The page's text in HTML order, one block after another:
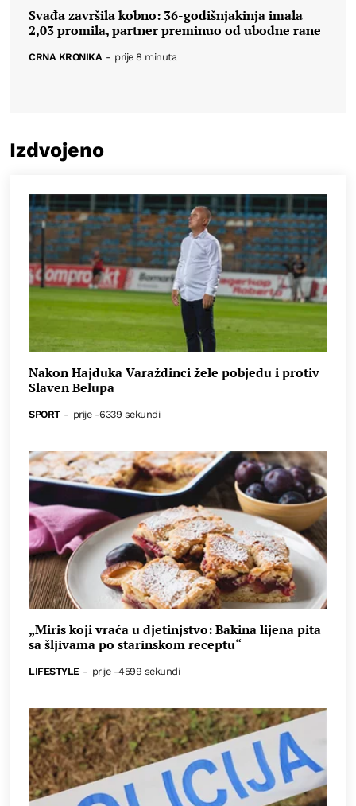
Svađa završila kobno: 36-godišnjakinja imala
2,03 promila, partner preminuo od ubodne rane
CRNA KRONIKA - prije 8 minuta
Izdvojeno
Nakon Hajduka Varaždinci žele pobjedu i protiv
Slaven Belupa
SPORT - prije -6339 sekundi
„Miris koji vraća u djetinjstvo: Bakina lijena pita
sa šljivama po starinskom receptu“
LIFESTYLE - prije -4599 sekundi